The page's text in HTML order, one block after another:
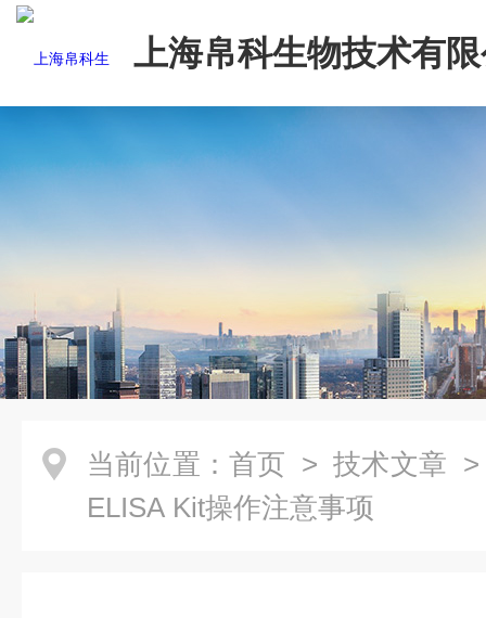
上海帛科生物技术有
当前位置： 首页 > 技术文章
ELISA Kit​操作注意事项